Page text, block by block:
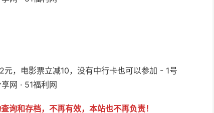
询和存档，不再有效，本站也不再负责！